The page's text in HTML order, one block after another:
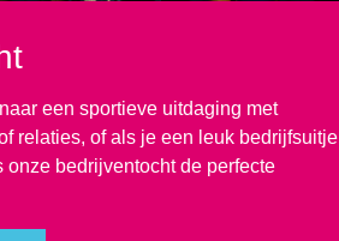
een sportieve uitdaging met
relaties, of als je een leuk bedrijfsuitje
bedrijventocht de perfecte